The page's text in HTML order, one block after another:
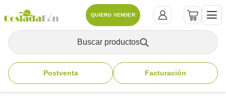
QUIERO VENDER
Buscar productos
Postventa Facturación